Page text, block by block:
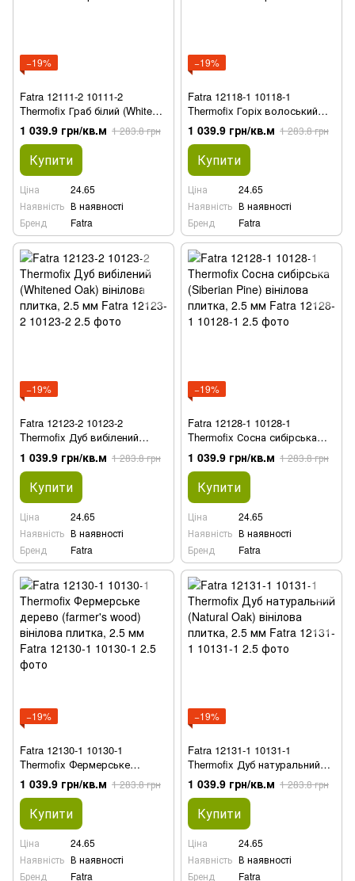
−19%
Fatra 12111-2 10111-2
Thermofix Граб білий (White
Hornbeam) вінілова плитка,
2.5 мм
1 039.9 грн/кв.м 1 283.8 грн
Купити
Ціна
24.65
Наявність В наявності
Бренд
Fatra
−19%
Fatra 12118-1 10118-1
Thermofix Горіх волоський
(European Walnut) вінілова
плитка, 2.5 мм
1 039.9 грн/кв.м 1 283.8 грн
Купити
Ціна
24.65
Наявність В наявності
Бренд
Fatra
−19%
Fatra 12123-2 10123-2
Thermofix Дуб вибілений
(Whitened Oak) вінілова
плитка, 2.5 мм
1 039.9 грн/кв.м 1 283.8 грн
Купити
Ціна
24.65
Наявність В наявності
Бренд
Fatra
−19%
Fatra 12128-1 10128-1
Thermofix Сосна сибірська
(Siberian Pine) вінілова
плитка, 2.5 мм
1 039.9 грн/кв.м 1 283.8 грн
Купити
Ціна
24.65
Наявність В наявності
Бренд
Fatra
−19%
Fatra 12130-1 10130-1
Thermofix Фермерське
дерево (farmer's wood)
вінілова плитка, 2.5 мм
1 039.9 грн/кв.м 1 283.8 грн
Купити
Ціна
24.65
Наявність В наявності
Бренд
Fatra
−19%
Fatra 12131-1 10131-1
Thermofix Дуб натуральний
(Natural Oak) вінілова плитка,
2.5 мм
1 039.9 грн/кв.м 1 283.8 грн
Купити
Ціна
24.65
Наявність В наявності
Бренд
Fatra